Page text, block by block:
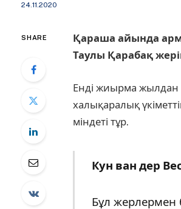
24.11.2020
SHARE
Қараша айында
Таулы Қарабақ
Енді жиырма жылдан
халықаралық
міндеті тұр.
Кун ван дер
Бұл жерлермен